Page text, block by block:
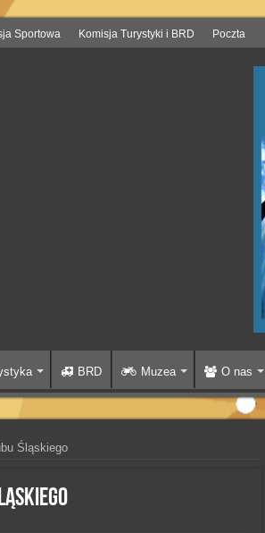
Sportowa Komisja Turystyki i BRD Poczta
BRD Muzea O nas
Śląskiego